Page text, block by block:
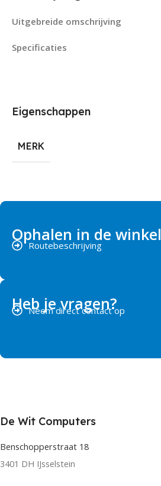
Uitgebreide omschrijving
Specificaties
Eigenschappen
MERK
Ophalen in de winkel
Routebeschrijving
Heb je vragen?
Neem direct contact op
De Wit Computers
Benschopperstraat 18
3401 DH IJsselstein